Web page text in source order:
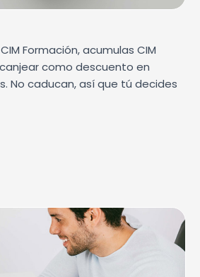
Formación, acumulas CIM
como descuento en
No caducan, así que tú decides